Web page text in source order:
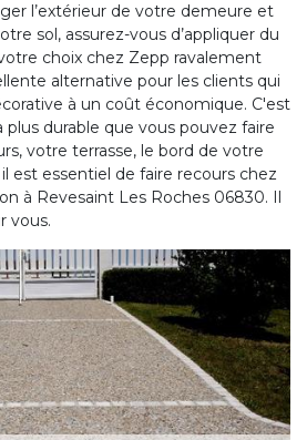
l’extérieur de votre demeure et
sol, assurez-vous d’appliquer du
choix chez Zepp ravalement
alternative pour les clients qui
à un coût économique. C'est
durable que vous pouvez faire
votre terrasse, le bord de votre
est essentiel de faire recours chez
à Revesaint Les Roches 06830. Il
vous.